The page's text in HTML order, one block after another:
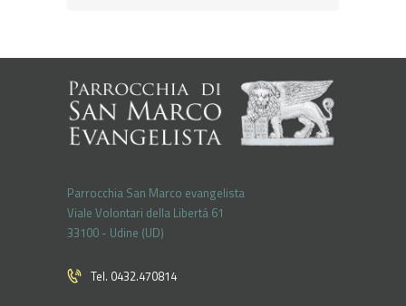
Parrocchia San Marco evangelista
Viale Volontari della Libertá 61
33100 - Udine (UD)
Tel. 0432.470814